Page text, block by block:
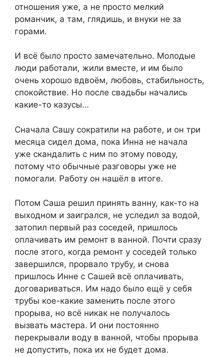
отношения уже, а не просто мелкий
романчик, а там, глядишь, и внуки не за
горами.
И всё было просто замечательно. Молодые
люди работали, жили вместе, и им было
очень хорошо вдвоём, любовь, стабильность,
спокойствие. Но после свадьбы начались
какие-то казусы…
Сначала Сашу сократили на работе, и он три
месяца сидел дома, пока Инна не начала
уже скандалить с ним по этому поводу,
потому что обычные разговоры уже не
помогали. Работу он нашёл в итоге.
Потом Саша решил принять ванну, как-то на
выходном и заигрался, не уследил за водой,
затопил первый раз соседей, пришлось
оплачивать им ремонт в ванной. Почти сразу
после этого, когда ремонт у соседей только
завершился, прорвало трубу, и снова
пришлось Инне с Сашей всё оплачивать,
договариваться. Им надо было ещё у себя
трубы кое-какие заменить после этого
прорыва, но всё никак не получалось
вызвать мастера. И они постоянно
перекрывали воду в ванной, чтобы прорыва
не допустить, пока их не будет дома.